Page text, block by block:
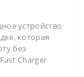
устройство
которая
без
Charger